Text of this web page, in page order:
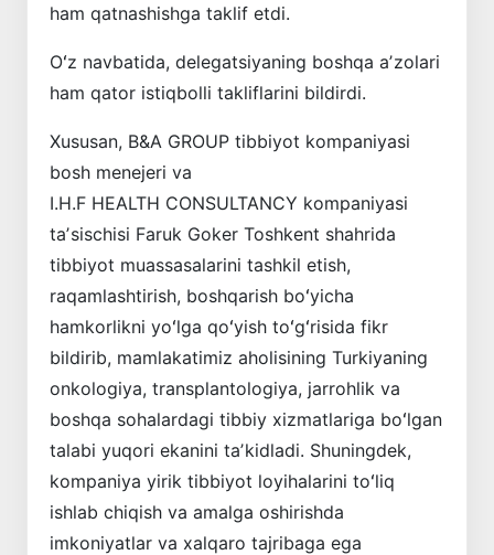
ham qatnashishga taklif etdi.
Oʻz navbatida, delegatsiyaning boshqa aʼzolari
ham qator istiqbolli takliflarini bildirdi.
Xususan, B&A GROUP tibbiyot kompaniyasi
bosh menejeri va
I.H.F HEALTH CONSULTANCY kompaniyasi
taʼsischisi Faruk Goker Toshkent shahrida
tibbiyot muassasalarini tashkil etish,
raqamlashtirish, boshqarish boʻyicha
hamkorlikni yoʻlga qoʻyish toʻgʻrisida fikr
bildirib, mamlakatimiz aholisining Turkiyaning
onkologiya, transplantologiya, jarrohlik va
boshqa sohalardagi tibbiy xizmatlariga boʻlgan
talabi yuqori ekanini taʼkidladi. Shuningdek,
kompaniya yirik tibbiyot loyihalarini toʻliq
ishlab chiqish va amalga oshirishda
imkoniyatlar va xalqaro tajribaga ega